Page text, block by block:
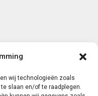
wij technologieën zoals
slaan en/of te raadplegen.